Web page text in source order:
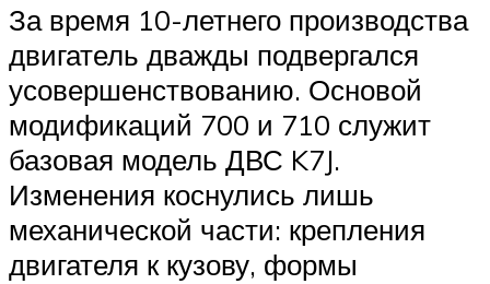
За время 10-летнего производства
двигатель дважды подвергался
усовершенствованию. Основой
модификаций 700 и 710 служит
базовая модель ДВС K7J.
Изменения коснулись лишь
механической части: крепления
двигателя к кузову, формы